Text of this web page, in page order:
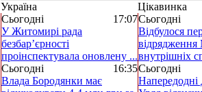
Україна
Цікавинка
Сьогодні
17:07
У Житомирі рада
безбар’єрності
проінспектувала оновлену ...
Сьогодні
16:35
Влада Бородянки має
Сьогодні
Відбулося
відрядження
внутрішніх
Сьогодні
Напередодні